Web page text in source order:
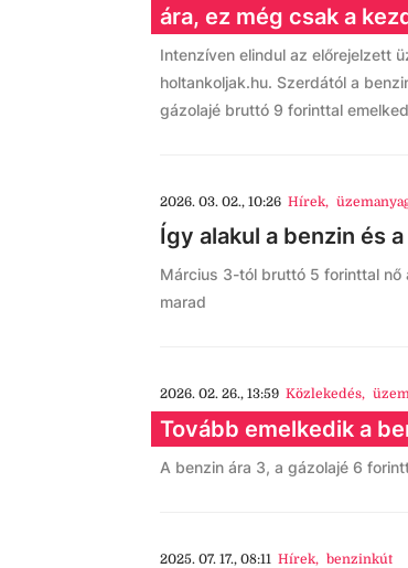
ára, ez még csak a
Intenzíven elindul az előrejelzett
holtankoljak.hu. Szerdától a
gázolajé bruttó 9 forinttal
2026. 03. 02., 10:26 Hírek,
Így alakul a benzin és
Március 3-tól bruttó 5 forinttal nő
marad
2026. 02. 26., 13:59 Közlekedés,
Tovább emelkedik a
A benzin ára 3, a gázolajé 6
2025. 07. 17., 08:11 Hírek, benzinkút